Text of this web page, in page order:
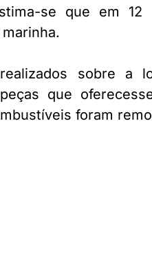
se que em 12
sobre a
que
foram